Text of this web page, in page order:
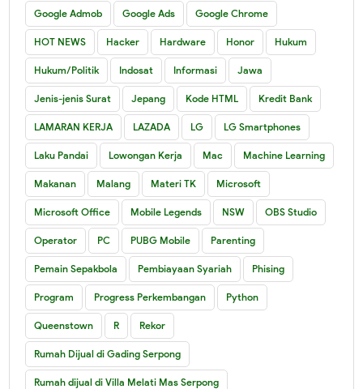
Google Admob Google Ads Google Chrome
HOT NEWS Hacker Hardware Honor Hukum
Hukum/Politik Indosat Informasi Jawa
Jenis-jenis Surat Jepang Kode HTML Kredit Bank
LAMARAN KERJA LAZADA LG LG Smartphones
Laku Pandai Lowongan Kerja Mac Machine Learning
Makanan Malang Materi TK Microsoft
Microsoft Office Mobile Legends NSW OBS Studio
Operator PC PUBG Mobile Parenting
Pemain Sepakbola Pembiayaan Syariah Phising
Program Progress Perkembangan Python
Queenstown R Rekor
Rumah Dijual di Gading Serpong
Rumah dijual di Villa Melati Mas Serpong